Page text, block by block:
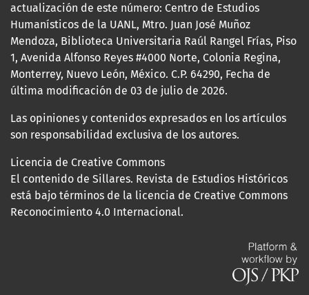
actualización de este número: Centro de Estudios
Humanísticos de la UANL, Mtro. Juan José Muñoz
Mendoza, Biblioteca Universitaria Raúl Rangel Frías, Piso
1, Avenida Alfonso Reyes #4000 Norte, Colonia Regina,
Monterrey, Nuevo León, México. C.P. 64290, Fecha de
última modificación de 03 de julio de 2026.
Las opiniones y contenidos expresados en los artículos
son responsabilidad exclusiva de los autores.
Licencia de Creative Commons
El contenido de Sillares. Revista de Estudios Históricos
está bajo términos de la licencia de Creative Commons
Reconocimiento 4.0 Internacional.